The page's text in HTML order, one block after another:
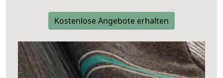
Kostenlose Angebote erhalten